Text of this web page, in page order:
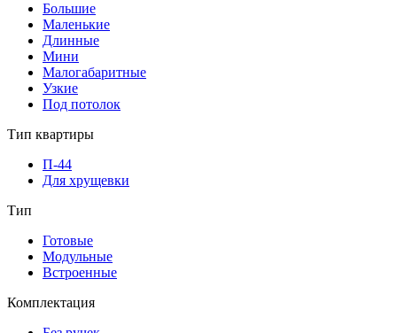
Большие
Маленькие
Длинные
Мини
Малогабаритные
Узкие
Под потолок
Тип квартиры
П-44
Для хрущевки
Тип
Готовые
Модульные
Встроенные
Комплектация